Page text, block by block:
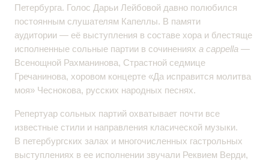
Петербурга. Голос Дарьи Лейбовой давно полюбился
постоянным слушателям Капеллы. В памяти
аудитории — её выступления в составе хора и блестяще
исполненные сольные партии в сочинениях a cappella —
Всенощной Рахманинова, Страстной седмице
Гречанинова, хоровом концерте «Да исправится молитва
моя» Чеснокова, русских народных песнях.
Репертуар сольных партий охватывает почти все
известные стили и направления класической музыки.
В петербургских залах и многочисленных гастрольных
выступлениях в ее исполнении звучали Реквием Верди,